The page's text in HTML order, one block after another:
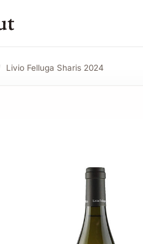
Livio Felluga Sharis 2024